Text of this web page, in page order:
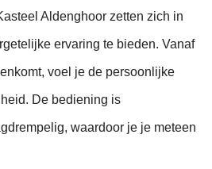
Aldenghoor zetten zich in
ervaring te bieden. Vanaf
voel je de persoonlijke
De bediening is
waardoor je je meteen